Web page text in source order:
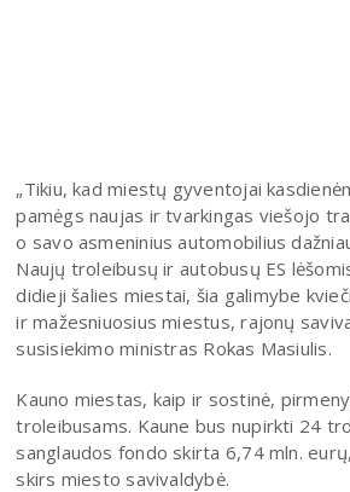
„Tikiu, kad miestų gyventojai
pamėgs naujas ir tvarkingas viešojo
o savo asmeninius automobilius
Naujų troleibusų ir autobusų ES
didieji šalies miestai, šia galimybe
ir mažesniuosius miestus, rajonų
susisiekimo ministras Rokas Masiulis.
Kauno miestas, kaip ir sostinė,
troleibusams. Kaune bus nupirkti 24
sanglaudos fondo skirta 6,74 mln.
skirs miesto savivaldybė.